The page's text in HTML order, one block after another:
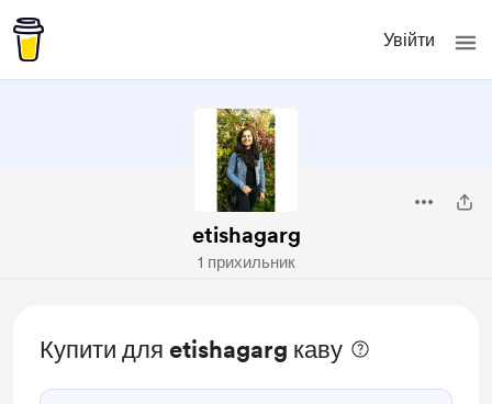
Увійти
etishagarg
1 прихильник
Купити для etishagarg каву